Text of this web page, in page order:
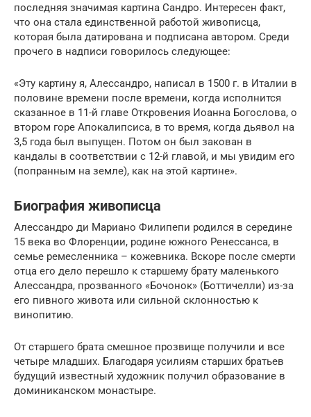
последняя значимая картина Сандро. Интересен факт,
что она стала единственной работой живописца,
которая была датирована и подписана автором. Среди
прочего в надписи говорилось следующее:
«Эту картину я, Алессандро, написал в 1500 г. в Италии в
половине времени после времени, когда исполнится
сказанное в 11-й главе Откровения Иоанна Богослова, о
втором горе Апокалипсиса, в то время, когда дьявол на
3,5 года был выпущен. Потом он был закован в
кандалы в соответствии с 12-й главой, и мы увидим его
(попранным на земле), как на этой картине».
Биография живописца
Алессандро ди Мариано Филипепи родился в середине
15 века во Флоренции, родине южного Ренессанса, в
семье ремесленника – кожевника. Вскоре после смерти
отца его дело перешло к старшему брату маленького
Алессандра, прозванного «Бочонок» (Боттичелли) из-за
его пивного живота или сильной склонностью к
винопитию.
От старшего брата смешное прозвище получили и все
четыре младших. Благодаря усилиям старших братьев
будущий известный художник получил образование в
доминиканском монастыре.